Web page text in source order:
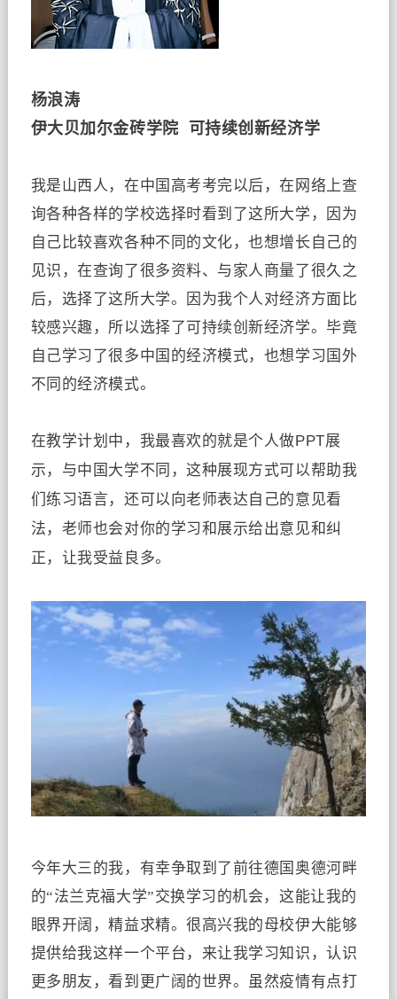
杨浪涛
伊大贝加尔金砖学院
可持续创新经济学
我是山西人，在中国高考考完以后，在网络上查
询各种各样的学校选择时看到了这所大学，因为
自己比较喜欢各种不同的文化，也想增长自己的
见识，在查询了很多资料、与家人商量了很久之
后，选择了这所大学。因为我个人对经济方面比
较感兴趣，所以选择了可持续创新经济学。毕竟
自己学习了很多中国的经济模式，也想学习国外
不同的经济模式。
在教学计划中，我最喜欢的就是个人做PPT展
示，与中国大学不同，这种展现方式可以帮助我
们练习语言，还可以向老师表达自己的意见看
法，老师也会对你的学习和展示给出意见和纠
正，让我受益良多。
今年大三的我，有幸争取到了前往德国奥德河畔
的“法兰克福大学”交换学习的机会，这能让我的
眼界开阔，精益求精。很高兴我的母校伊大能够
提供给我这样一个平台，来让我学习知识，认识
更多朋友，看到更广阔的世界。虽然疫情有点打